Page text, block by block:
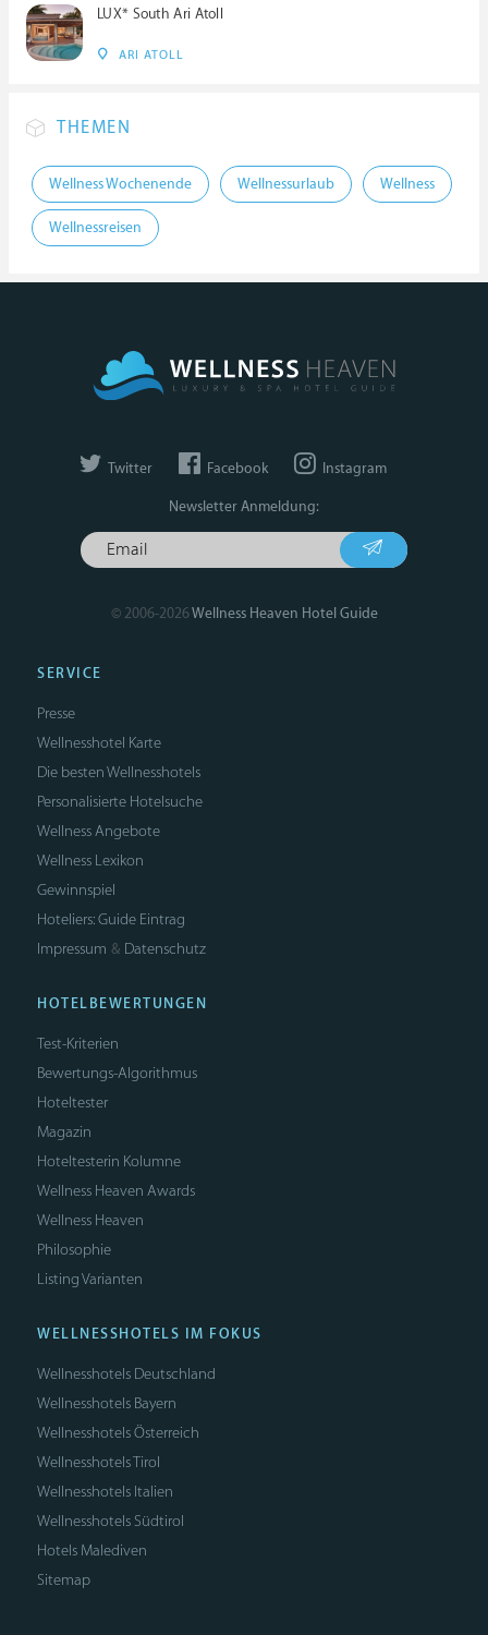
LUX* South Ari Atoll
ARI ATOLL
THEMEN
Wellness Wochenende Wellnessurlaub Wellness
Wellnessreisen
Twitter Facebook Instagram
Newsletter Anmeldung:
© 2006-2026Wellness Heaven Hotel Guide
SERVICE
Presse
Wellnesshotel Karte
Die besten Wellnesshotels
Personalisierte Hotelsuche
Wellness Angebote
Wellness Lexikon
Gewinnspiel
Hoteliers: Guide Eintrag
Impressum & Datenschutz
HOTELBEWERTUNGEN
Test-Kriterien
Bewertungs-Algorithmus
Hoteltester
Magazin
Hoteltesterin Kolumne
Wellness Heaven Awards
Wellness Heaven
Philosophie
Listing Varianten
WELLNESSHOTELS IM FOKUS
Wellnesshotels Deutschland
Wellnesshotels Bayern
Wellnesshotels Österreich
Wellnesshotels Tirol
Wellnesshotels Italien
Wellnesshotels Südtirol
Hotels Malediven
Sitemap